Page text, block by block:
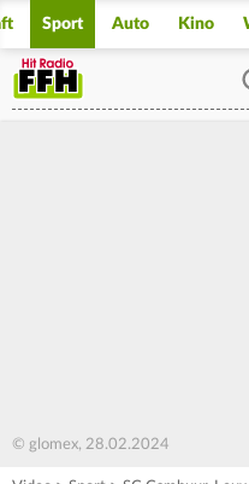
Sport Auto Kino
© glomex, 28.02.2024